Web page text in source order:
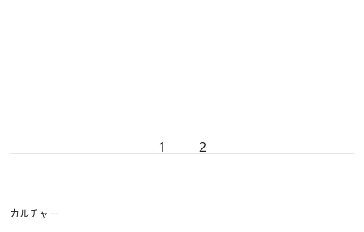
1 2
カルチャー